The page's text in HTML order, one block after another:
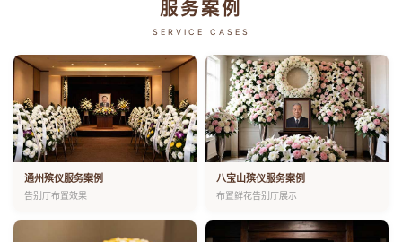
服务案例
SERVICE CASES
通州殡仪服务案例
告别厅布置效果
八宝山殡仪服务案例
布置鲜花告别厅展示